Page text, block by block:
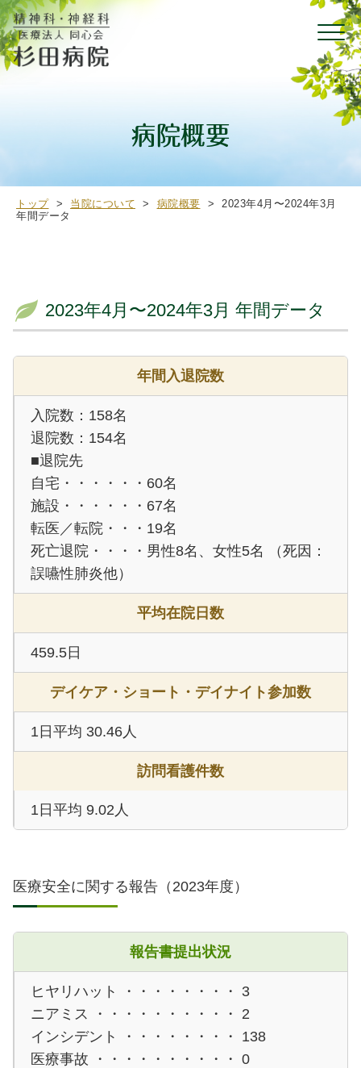
病院概要
トップ > 当院について > 病院概要 > 2023年4月〜2024年3月
年間データ
2023年4月〜2024年3月 年間データ
年間入退院数
入院数：158名
退院数：154名
■退院先
自宅・・・・・・60名
施設・・・・・・67名
転医／転院・・・19名
死亡退院・・・・男性8名、女性5名 （死因：
誤嚥性肺炎他）
平均在院日数
459.5日
デイケア・ショート・デイナイト参加数
1日平均 30.46人
訪問看護件数
1日平均 9.02人
医療安全に関する報告（2023年度）
報告書提出状況
ヒヤリハット ・・・・・・・・
3
ニアミス ・・・・・・・・・・
2
インシデント ・・・・・・・・
138
医療事故 ・・・・・・・・・・ 0